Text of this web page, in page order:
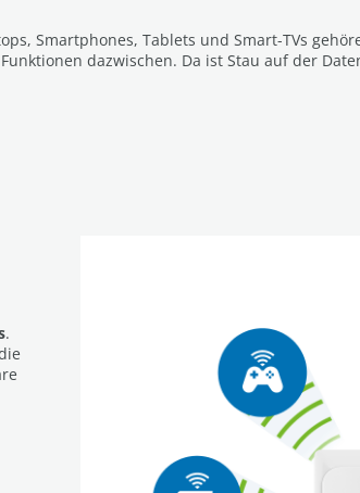
Smartphones, Tablets und Smart-TVs
dazwischen. Da ist Stau auf der
.